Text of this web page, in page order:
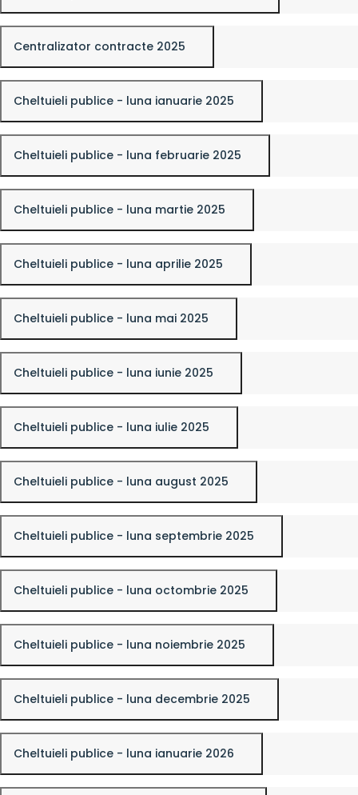
Centralizator contracte 2025
Cheltuieli publice - luna ianuarie 2025
Cheltuieli publice - luna februarie 2025
Cheltuieli publice - luna martie 2025
Cheltuieli publice - luna aprilie 2025
Cheltuieli publice - luna mai 2025
Cheltuieli publice - luna iunie 2025
Cheltuieli publice - luna iulie 2025
Cheltuieli publice - luna august 2025
Cheltuieli publice - luna septembrie 2025
Cheltuieli publice - luna octombrie 2025
Cheltuieli publice - luna noiembrie 2025
Cheltuieli publice - luna decembrie 2025
Cheltuieli publice - luna ianuarie 2026